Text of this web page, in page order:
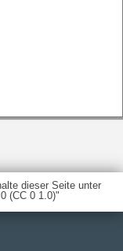
dieser Seite unter